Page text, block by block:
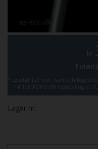
kr
* Løbetid 120 mdr. Samlet
14.128 ÅOP 0,0% Udbetaling kr.
Lager nr.